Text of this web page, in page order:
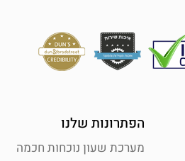
הפתרונות שלנו
מערכת שעון נוכחות חכמה